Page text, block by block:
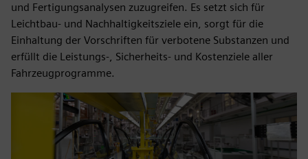
und Fertigungsanalysen zuzugreifen. Es setzt sich für
Leichtbau- und Nachhaltigkeitsziele ein, sorgt für die
Einhaltung der Vorschriften für verbotene Substanzen und
erfüllt die Leistungs-, Sicherheits- und Kostenziele aller
Fahrzeugprogramme.